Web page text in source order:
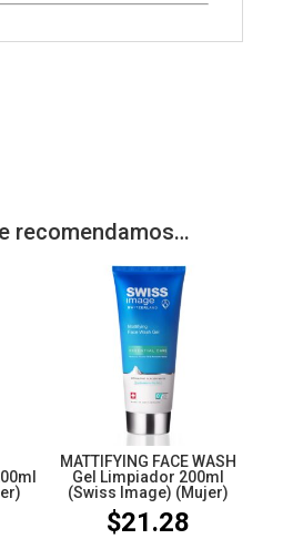
recomendamos…
MATTIFYING FACE WASH
Gel Limpiador 200ml
(Swiss Image) (Mujer)
$21.28